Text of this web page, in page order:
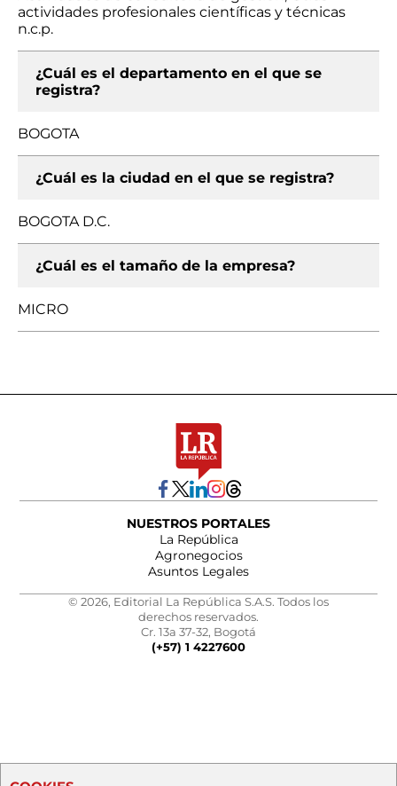
actividades profesionales científicas y técnicas
n.c.p.
¿Cuál es el departamento en el que se
registra?
BOGOTA
¿Cuál es la ciudad en el que se registra?
BOGOTA D.C.
¿Cuál es el tamaño de la empresa?
MICRO
NUESTROS PORTALES
La República
Agronegocios
Asuntos Legales
© 2026, Editorial La República S.A.S. Todos los
derechos reservados.
Cr. 13a 37-32, Bogotá
(+57) 1 4227600